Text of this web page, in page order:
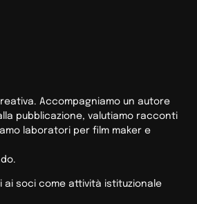
Accompagniamo un autore
pubblicazione, valutiamo racconti
laboratori per film maker e
ai soci come attività istituzionale